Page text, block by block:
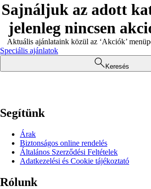
Sajnáljuk az adott
jelenleg nincsen
Aktuális ajánlataink közül az ‘Akciók’
Speciális ajánlatok
Keresés
Segítünk
Árak
Biztonságos online rendelés
Általános Szerződési Feltételek
Adatkezelési és Cookie tájékoztató
Rólunk